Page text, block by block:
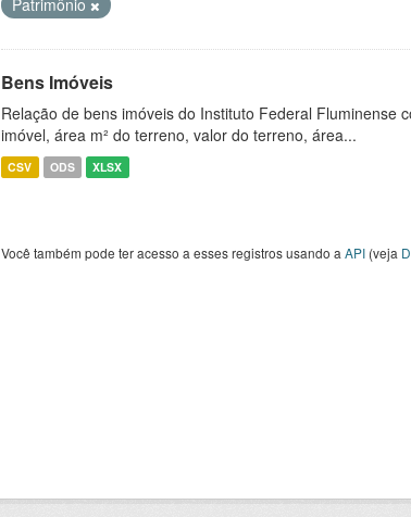
Bens Imóveis
Relação de bens imóveis do Instituto Federal Fluminense
imóvel, área m² do terreno, valor do terreno, área...
CSV ODS XLSX
Você também pode ter acesso a esses registros usando a API (veja